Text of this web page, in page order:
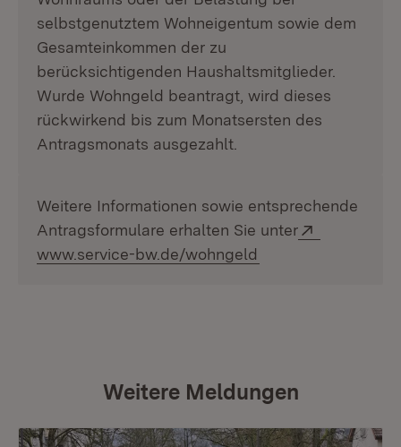
selbstgenutztem Wohneigentum sowie dem
Gesamteinkommen der zu
berücksichtigenden Haushaltsmitglieder.
Wurde Wohngeld beantragt, wird dieses
rückwirkend bis zum Monatsersten des
Antragsmonats ausgezahlt.
Weitere Informationen sowie entsprechende
Antragsformulare erhalten Sie unter
www.service-bw.de/wohngeld
Weitere Meldungen